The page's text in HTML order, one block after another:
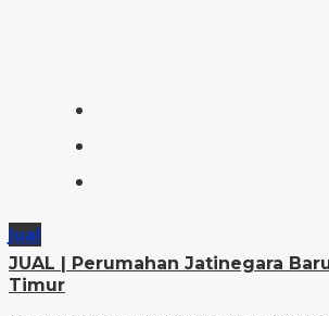
Jual
JUAL | Perumahan Jatinegara
Timur